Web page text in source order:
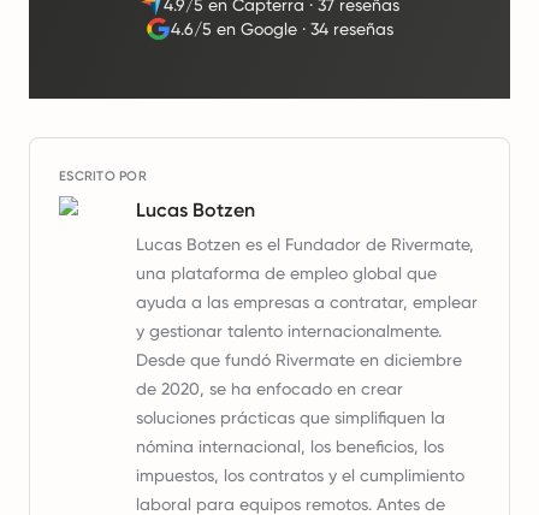
4.9/5 en Capterra ·37 reseñas
4.6/5 en Google· 34 reseñas
ESCRITO POR
Lucas Botzen
Lucas Botzen es el Fundador de Rivermate,
una plataforma de empleo global que
ayuda a las empresas a contratar, emplear
y gestionar talento internacionalmente.
Desde que fundó Rivermate en diciembre
de 2020, se ha enfocado en crear
soluciones prácticas que simplifiquen la
nómina internacional, los beneficios, los
impuestos, los contratos y el cumplimiento
laboral para equipos remotos. Antes de